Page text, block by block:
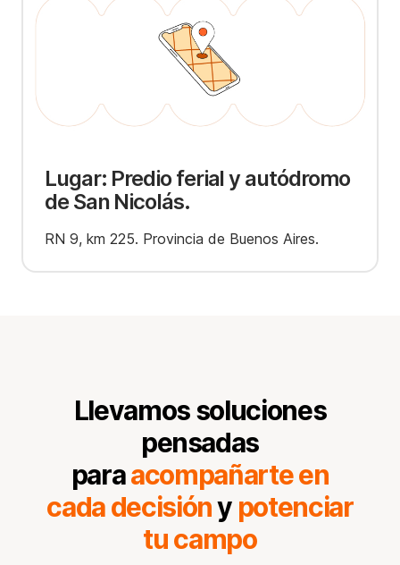
Lugar: Predio ferial y autódromo
de San Nicolás.
RN 9, km 225. Provincia de Buenos Aires.
Llevamos soluciones
pensadas
paraacompañarte en
cada decisióny potenciar
tu campo